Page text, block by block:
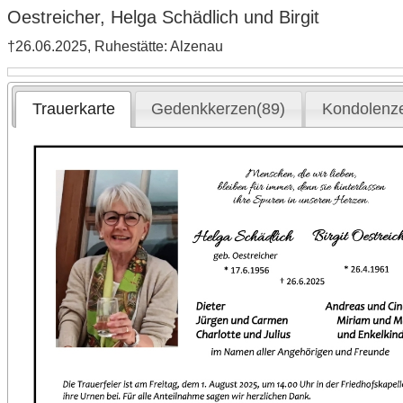
Oestreicher, Helga Schädlich und Birgit
†26.06.2025, Ruhestätte: Alzenau
Trauerkarte Gedenkkerzen(89)